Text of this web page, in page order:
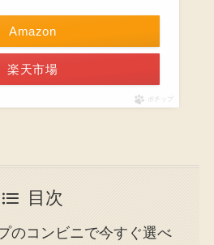
Amazon
楽天市場
ポチップ
目次
のコンビニで今すぐ選べ